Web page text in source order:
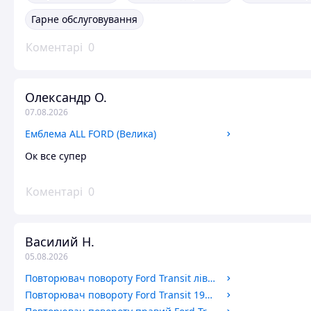
Гарне обслуговування
Коментарі 0
Олександр О.
07.08.2026
Емблема ALL FORD (Велика)
Ок все супер
Коментарі 0
Василий Н.
05.08.2026
Повторювач повороту Ford Transit лівий 1991-2000 (Жовтий) MIPSAN
Повторювач повороту Ford Transit 1994-2006 BSG